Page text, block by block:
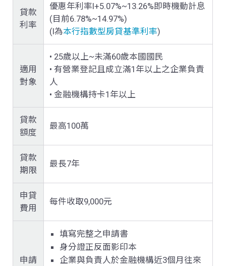
貸款
利率
優惠年利率I+5.07%~13.26%即時機動計息
(目前6.78%~14.97%)
(I為本行指數型房貸基準利率)
適用
對象
• 25歲以上~未滿60歲本國國民
• 有營業登記且成立滿1年以上之企業負責
人
• 金融機構持卡1年以上
貸款
額度
最高100萬
貸款
期限
最長7年
申貸
費用
每件收取9,000元
申請
填寫完整之申請書
身分證正反面影印本
企業與負責人於金融機構近3個月往來